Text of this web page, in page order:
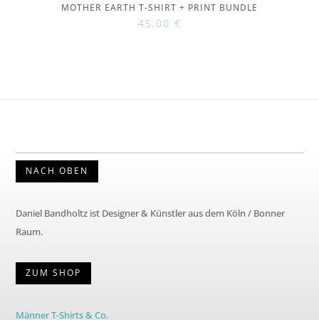
MOTHER EARTH T-SHIRT + PRINT BUNDLE
45,00 €
NACH OBEN
Daniel Bandholtz ist Designer & Künstler aus dem Köln / Bonner
Raum.
ZUM SHOP
Männer T-Shirts & Co.